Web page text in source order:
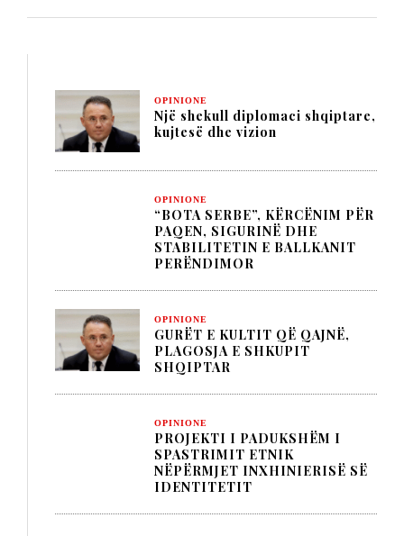
OPINIONE
Një shekull diplomaci shqiptare,
kujtesë dhe vizion
OPINIONE
“BOTA SERBE”, KËRCËNIM PËR
PAQEN, SIGURINË DHE
STABILITETIN E BALLKANIT
PERËNDIMOR
OPINIONE
GURËT E KULTIT QË QAJNË,
PLAGOSJA E SHKUPIT
SHQIPTAR
OPINIONE
PROJEKTI I PADUKSHËM I
SPASTRIMIT ETNIK
NËPËRMJET INXHINIERISË SË
IDENTITETIT